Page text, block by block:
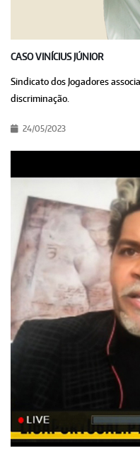
CASO VINÍCIUS JÚNIOR
Sindicato dos Jogadores
discriminação.
24/05/2023